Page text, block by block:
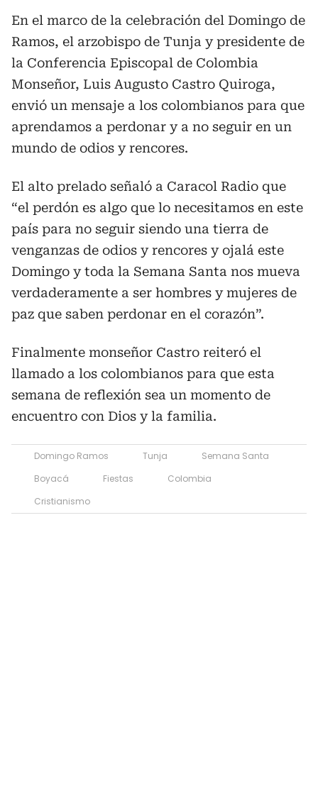
En el marco de la celebración del Domingo de
Ramos, el arzobispo de Tunja y presidente de
la Conferencia Episcopal de Colombia
Monseñor, Luis Augusto Castro Quiroga,
envió un mensaje a los colombianos para que
aprendamos a perdonar y a no seguir en un
mundo de odios y rencores.
El alto prelado señaló a Caracol Radio que
“el perdón es algo que lo necesitamos en este
país para no seguir siendo una tierra de
venganzas de odios y rencores y ojalá este
Domingo y toda la Semana Santa nos mueva
verdaderamente a ser hombres y mujeres de
paz que saben perdonar en el corazón”.
Finalmente monseñor Castro reiteró el
llamado a los colombianos para que esta
semana de reflexión sea un momento de
encuentro con Dios y la familia.
Domingo Ramos Tunja
Semana Santa
Boyacá
Fiestas
Colombia
Cristianismo